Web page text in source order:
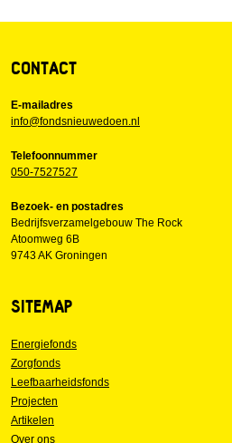
SITEMAP
Energiefonds
Zorgfonds
Leefbaarheidsfonds
Projecten
Artikelen
Over ons
CONTACT
E-mailadres
info@fondsnieuwedoen.nl
Telefoonnummer
050-7527527
Bezoek- en postadres
Bedrijfsverzamelgebouw The Rock
Atoomweg 6B
9743 AK Groningen